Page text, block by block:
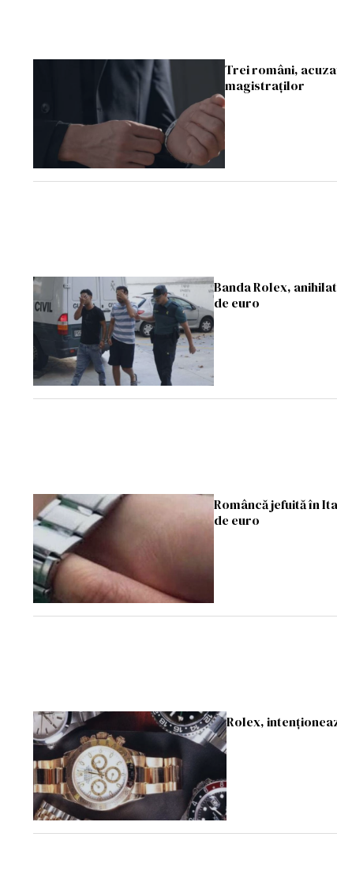
Trei români,
magistraților
Banda Rolex,
de euro
Româncă jefuită în
de euro
Rolex,